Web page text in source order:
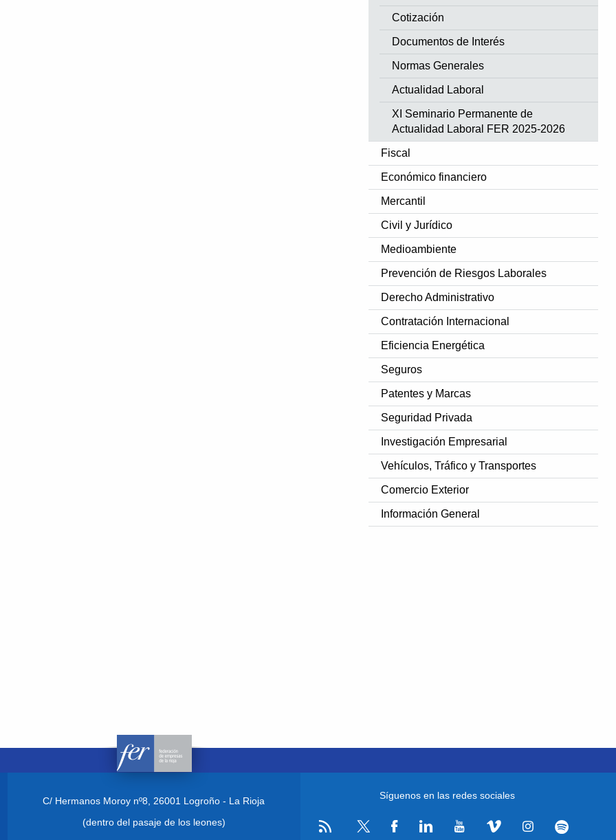
Cotización
Documentos de Interés
Normas Generales
Actualidad Laboral
XI Seminario Permanente de
Actualidad Laboral FER 2025-2026
Fiscal
Económico financiero
Mercantil
Civil y Jurídico
Medioambiente
Prevención de Riesgos Laborales
Derecho Administrativo
Contratación Internacional
Eficiencia Energética
Seguros
Patentes y Marcas
Seguridad Privada
Investigación Empresarial
Vehículos, Tráfico y Transportes
Comercio Exterior
Información General
C/ Hermanos Moroy nº8,26001 Logroño - La Rioja
(dentro del pasaje de los leones)
Síguenos en las redes sociales